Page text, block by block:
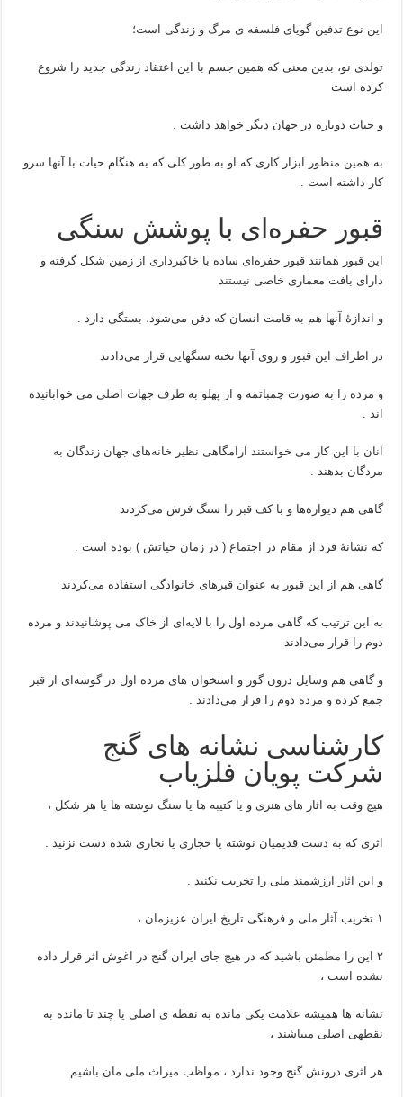
این نوع تدفین گویای فلسفه ی مرگ و زندگی است؛
تولدی نو، بدین معنی که همین جسم با این اعتقاد زندگی جدید را شروع
کرده است
و حیات دوباره در جهان دیگر خواهد داشت .
به همین منظور ابزار کاری که او به طور کلی که به هنگام حیات با آنها سرو
کار داشته است .
قبور حفره‌ای با پوشش سنگی
این قبور همانند قبور حفره‌ای ساده با خاکبرداری از زمین شکل گرفته و
دارای بافت معماری خاصی نیستند
و اندازهٔ آنها هم به قامت انسان که دفن می‌شود، بستگی دارد .
در اطراف این قبور و روی آنها تخته سنگهایی قرار می‌دادند
و مرده را به صورت چمباتمه و از پهلو به طرف جهات اصلی می خوابانیده
اند .
آنان با این کار می خواستند آرامگاهی نظیر خانه‌های جهان زندگان به
مردگان بدهند .
گاهی هم دیواره‌ها و با کف قبر را سنگ فرش می‌کردند
که نشانهٔ فرد از مقام در اجتماع ( در زمان حیاتش ) بوده است .
گاهی هم از این قبور به عنوان قبرهای خانوادگی استفاده می‌کردند
به این ترتیب که گاهی مرده اول را با لایه‌ای از خاک می پوشانیدند و مرده
دوم را قرار می‌دادند
و گاهی هم وسایل درون گور و استخوان های مرده اول در گوشه‌ای از قبر
جمع کرده و مرده دوم را قرار می‌دادند .
کارشناسی نشانه های گنج
شرکت پویان فلزیاب
هیچ وقت به اثار های هنری و یا کتیبه ها یا سنگ نوشته ها یا هر شکل ،
اثری که به دست قدیمیان نوشته یا حجاری یا نجاری شده دست نزنید .
و این اثار ارزشمند ملی را تخریب نکنید .
۱ تخریب آثار ملی و فرهنگی تاریخ ایران عزیزمان ،
۲ این را مطمئن باشید که در هیچ جای ایران گنج در اغوش اثر قرار داده
نشده است ،
نشانه ها همیشه علامت یکی مانده به نقطه ی اصلی یا چند تا مانده به
نقطهی اصلی میباشند ،
هر اثری درونش گنج وجود ندارد ، مواظب میراث ملی مان باشیم.